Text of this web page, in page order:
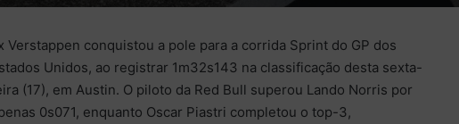
Verstappen conquistou a pole para a corrida Sprint do GP dos
Unidos, ao registrar 1m32s143 na classificação desta sexta-
(17), em Austin. O piloto da Red Bull superou Lando Norris por
0s071, enquanto Oscar Piastri completou o top-3,